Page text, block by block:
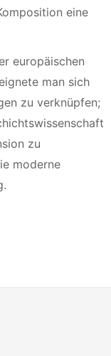
eine
europäischen
man sich
zu verknüpfen;
zu
moderne